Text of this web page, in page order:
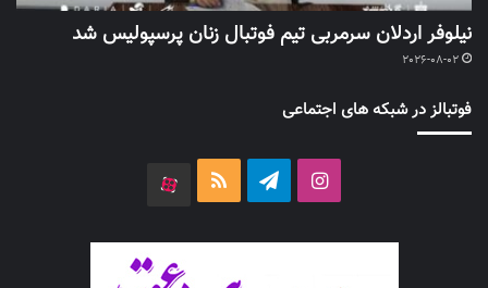
نیلوفر اردلان سرمربی تیم فوتبال زنان پرسپولیس شد
2026-08-02
فوتبالز در شبکه های اجتماعی
اینستاگرامتلگرام خوراک